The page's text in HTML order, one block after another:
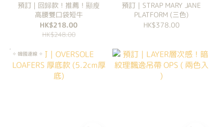
預訂 | 回歸款！推薦！顯瘦
高腰雙口袋短牛
HK$218.00
HK$248.00
預訂｜STRAP MARY JANE
PLATFORM (三色)
HK$378.00
✧ 韓國連線 ✧